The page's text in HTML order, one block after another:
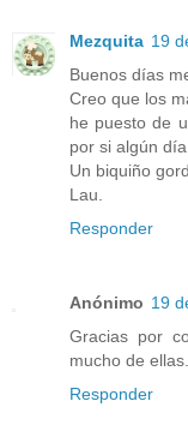
Mezquita 19
Buenos días
Creo que los
he puesto de
por si algún día
Un biquiño
Lau.
Responder
Anónimo 19
Gracias por
mucho de
Responder